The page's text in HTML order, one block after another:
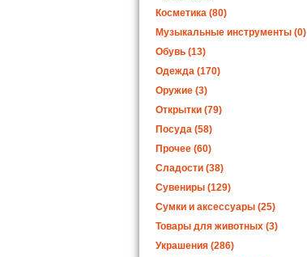
Косметика (80)
Музыкальные инструменты (0)
Обувь (13)
Одежда (170)
Оружие (3)
Открытки (79)
Посуда (58)
Прочее (60)
Сладости (38)
Сувениры (129)
Сумки и аксессуары (25)
Товары для животных (3)
Украшения (286)